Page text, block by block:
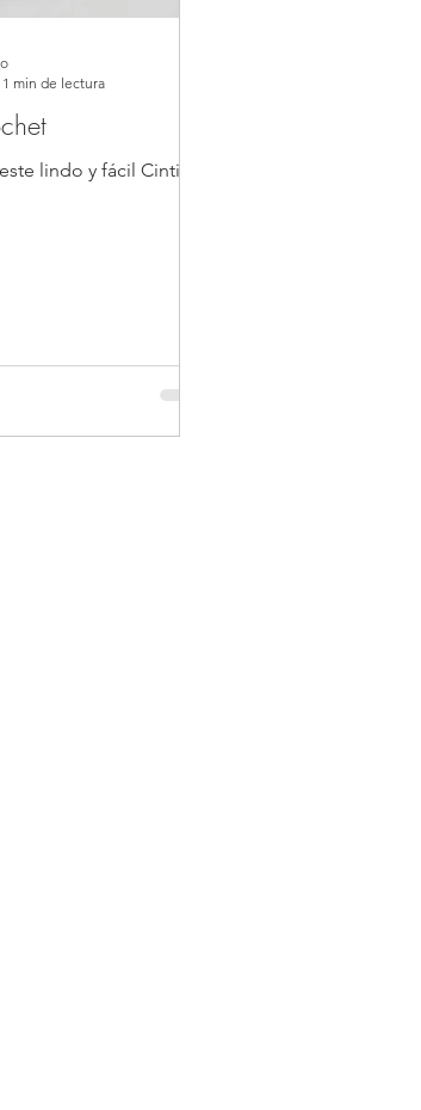
lindo y fácil Cintillo
1 min de lectura